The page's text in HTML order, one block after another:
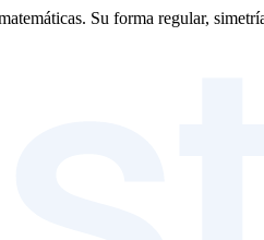
Su forma regular,